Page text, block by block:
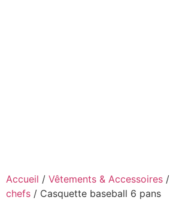
Accueil / Vêtements & Accessoires /
chefs / Casquette baseball 6 pans